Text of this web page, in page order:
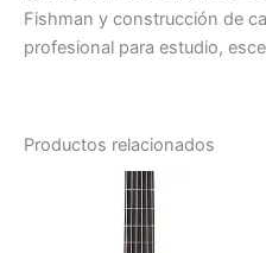
Fishman y construcción de
profesional para estudio,
Productos relacionados